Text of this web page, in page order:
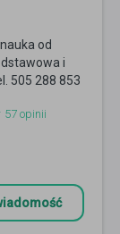
od
i
505 288 853
57 opinii